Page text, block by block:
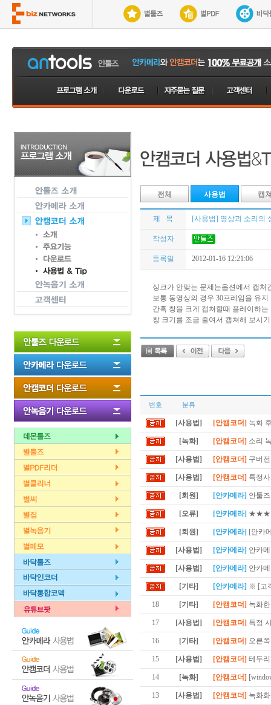
전체 사용법 캡
제 목 [사용법] 영상과 소리의
작성자
등록일 2012-01-16 12:21:06
싱크가 안맞는 문제는옵션에서 캡처
보통 동영상의 경우 30프레임을 유지
간혹 창을 크게 캡쳐할때 플레이하
창 크기를 조금 줄여서 캡쳐해 보시
번호 분류
[사용법] [안캠코더] 녹화
[녹화] [안캠코더] 소리
[사용법] [안캠코더] 구버
[사용법] [안캠코더] 특정
[회원] [안카메라] 안툴
[오류] [안카메라] ★★★
[회원] [안카메라] [안카
[사용법] [안카메라] 안카
[사용법] [안카메라] 안카
[기타] [안카메라] ※ [고
18 [기타] [안캠코더] 녹화
17 [사용법] [안캠코더] 특정
16 [기타] [안캠코더] 오른
15 [사용법] [안캠코더] 테두
14 [녹화] [안캠코더]
13 [사용법] [안캠코더] 녹화